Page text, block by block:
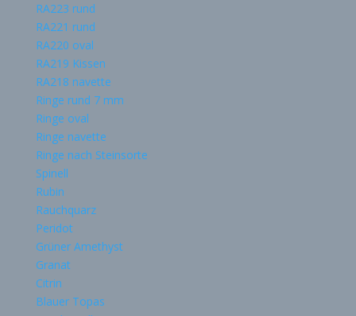
RA223 rund
RA221 rund
RA220 oval
RA219 Kissen
RA218 navette
Ringe rund 7 mm
Ringe oval
Ringe navette
Ringe nach Steinsorte
Spinell
Rubin
Rauchquarz
Peridot
Grüner Amethyst
Granat
Citrin
Blauer Topas